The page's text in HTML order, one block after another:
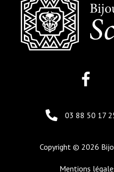
03 88 50 17
Copyright © 2026
Mentions